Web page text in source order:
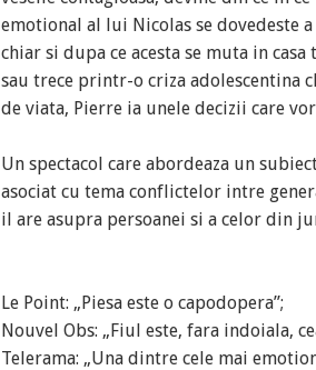
emotional al lui Nicolas se dovedeste
chiar si dupa ce acesta se muta in
sau trece printr-o criza adolescentina
de viata, Pierre ia unele decizii care
Un spectacol care abordeaza un
asociat cu tema conflictelor intre
il are asupra persoanei si a celor din
Le Point: „Piesa este o capodopera”;
Nouvel Obs: „Fiul este, fara indoiala,
Telerama: „Una dintre cele mai